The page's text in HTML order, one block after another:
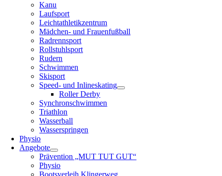
Kanu
Laufsport
Leichtathletikzentrum
Mädchen- und Frauenfußball
Radrennsport
Rollstuhlsport
Rudern
Schwimmen
Skisport
Speed- und Inlineskating
Roller Derby
Synchronschwimmen
Triathlon
Wasserball
Wasserspringen
Physio
Angebote
Prävention „MUT TUT GUT“
Physio
Bootsverleih Klingerweg